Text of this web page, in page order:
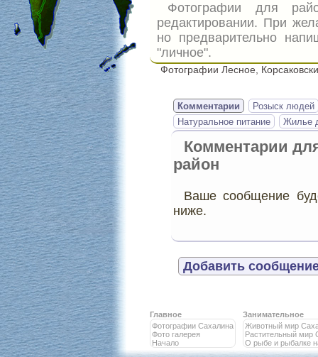
Фотографии для
редактировании. При
но предварительно
"личное".
Фотографии Лесное,
Комментарии
Розыск людей
Натуральное питание
Жилье
Комментарии
район
Ваше сообщение
ниже.
Добавить
Главное
Фотографии Сахалина
Фото галерея
Начало
Занимательное
Животный мир
Растительный мир
О рыбе и рыбалке